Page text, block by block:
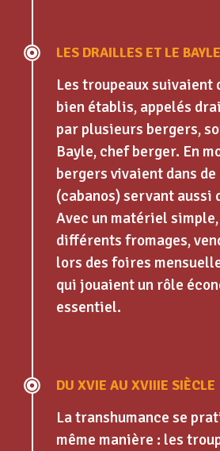
LES DRAILLES ET LE BAYLE
Les troupeaux
bien établis, appelés
par plusieurs bergers,
Bayle, chef berger. En
bergers vivaient dans
(cabanos) servant aussi
Avec un matériel
différents fromages,
lors des foires
qui jouaient un rôle
essentiel.
DU XVIE AU XVIIIE SIÈCLE
La transhumance se
même manière : les